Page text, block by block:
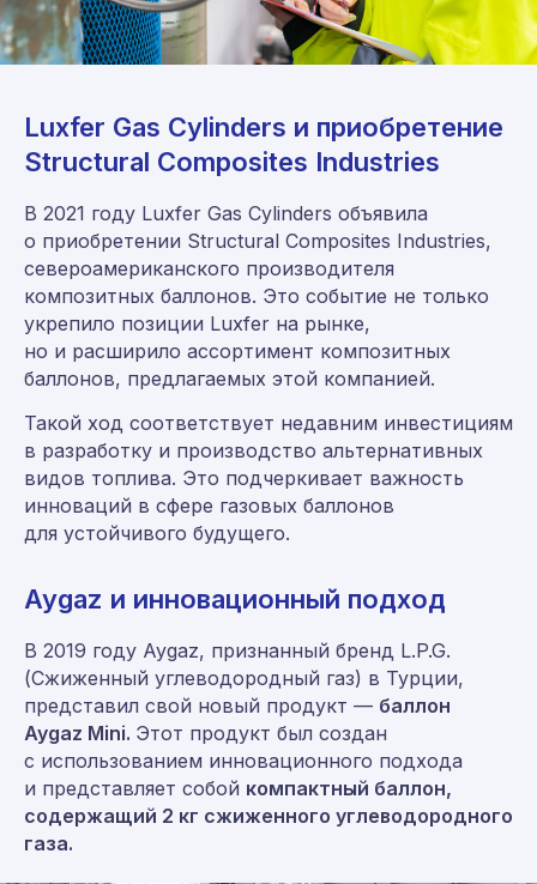
Luxfer Gas Cylinders и приобретение
Structural Composites Industries
В 2021 году Luxfer Gas Cylinders объявила
о приобретении Structural Composites Industries,
североамериканского производителя
композитных баллонов. Это событие не только
укрепило позиции Luxfer на рынке,
но и расширило ассортимент композитных
баллонов, предлагаемых этой компанией.
Такой ход соответствует недавним инвестициям
в разработку и производство альтернативных
видов топлива. Это подчеркивает важность
инноваций в сфере газовых баллонов
для устойчивого будущего.
Aygaz и инновационный подход
В 2019 году Aygaz, признанный бренд L.P.G.
(Сжиженный углеводородный газ) в Турции,
представил свой новый продукт — баллон
Aygaz Mini. Этот продукт был создан
с использованием инновационного подхода
и представляет собой компактный баллон,
содержащий 2 кг сжиженного углеводородного
газа.